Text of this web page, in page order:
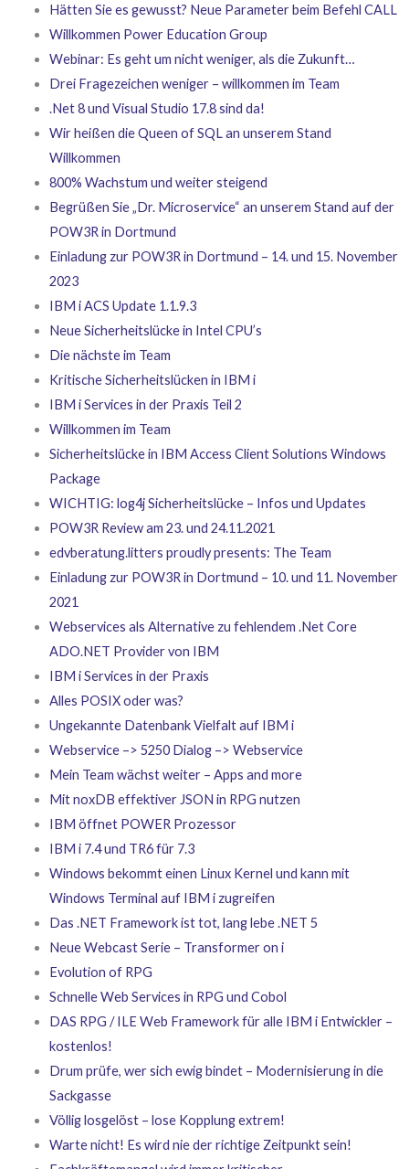
Hätten Sie es gewusst? Neue Parameter beim Befehl CALL
Willkommen Power Education Group
Webinar: Es geht um nicht weniger, als die Zukunft…
Drei Fragezeichen weniger – willkommen im Team
.Net 8 und Visual Studio 17.8 sind da!
Wir heißen die Queen of SQL an unserem Stand
Willkommen
800% Wachstum und weiter steigend
Begrüßen Sie „Dr. Microservice“ an unserem Stand auf der
POW3R in Dortmund
Einladung zur POW3R in Dortmund – 14. und 15. November
2023
IBM i ACS Update 1.1.9.3
Neue Sicherheitslücke in Intel CPU’s
Die nächste im Team
Kritische Sicherheitslücken in IBM i
IBM i Services in der Praxis Teil 2
Willkommen im Team
Sicherheitslücke in IBM Access Client Solutions Windows
Package
WICHTIG: log4j Sicherheitslücke – Infos und Updates
POW3R Review am 23. und 24.11.2021
edvberatung.litters proudly presents: The Team
Einladung zur POW3R in Dortmund – 10. und 11. November
2021
Webservices als Alternative zu fehlendem .Net Core
ADO.NET Provider von IBM
IBM i Services in der Praxis
Alles POSIX oder was?
Ungekannte Datenbank Vielfalt auf IBM i
Webservice –> 5250 Dialog –> Webservice
Mein Team wächst weiter – Apps and more
Mit noxDB effektiver JSON in RPG nutzen
IBM öffnet POWER Prozessor
IBM i 7.4 und TR6 für 7.3
Windows bekommt einen Linux Kernel und kann mit
Windows Terminal auf IBM i zugreifen
Das .NET Framework ist tot, lang lebe .NET 5
Neue Webcast Serie – Transformer on i
Evolution of RPG
Schnelle Web Services in RPG und Cobol
DAS RPG / ILE Web Framework für alle IBM i Entwickler –
kostenlos!
Drum prüfe, wer sich ewig bindet – Modernisierung in die
Sackgasse
Völlig losgelöst – lose Kopplung extrem!
Warte nicht! Es wird nie der richtige Zeitpunkt sein!